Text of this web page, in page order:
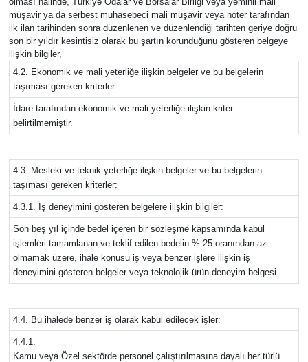
müşavir ya da serbest muhasebeci mali müşavir veya noter tarafından
ilk ilan tarihinden sonra düzenlenen ve düzenlendiği tarihten geriye doğru
son bir yıldır kesintisiz olarak bu şartın korunduğunu gösteren belgeye
ilişkin bilgiler,
4.2. Ekonomik ve mali yeterliğe ilişkin belgeler ve bu belgelerin
taşıması gereken kriterler:
İdare tarafından ekonomik ve mali yeterliğe ilişkin kriter
belirtilmemiştir.
4.3. Mesleki ve teknik yeterliğe ilişkin belgeler ve bu belgelerin
taşıması gereken kriterler:
4.3.1. İş deneyimini gösteren belgelere ilişkin bilgiler:
Son beş yıl içinde bedel içeren bir sözleşme kapsamında kabul
işlemleri tamamlanan ve teklif edilen bedelin % 25 oranından az
olmamak üzere, ihale konusu iş veya benzer işlere ilişkin iş
deneyimini gösteren belgeler veya teknolojik ürün deneyim belgesi.
4.4. Bu ihalede benzer iş olarak kabul edilecek işler:
4.4.1.
Kamu veya Özel sektörde personel çalıştırılmasına dayalı her türlü